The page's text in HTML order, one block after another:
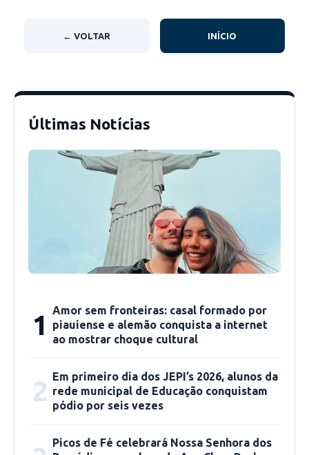
Música, Dança e Contagem Regressiva
O evento foi embalado por uma série de
apresentações que levaram arte e cultura ao
público picoense. A Banda Maestro Antônio
Lélis abriu a noite, empolgando os presentes
com clássicos da música nacional.
público, contando com um solo da professora
Denise Ferreira, seguido pela apresentação do
corpo de ballet, formado por crianças e
Barão também participou da programação, com
uma apresentação especial antes do ponto alto
← VOLTAR INÍCIO
Últimas Notícias
1
Amor sem fronteiras: casal formado por
piauiense e alemão conquista a internet
ao mostrar choque cultural
2
Em primeiro dia dos JEPI’s 2026, alunos da
rede municipal de Educação conquistam
pódio por seis vezes
Picos de Fé celebrará Nossa Senhora dos